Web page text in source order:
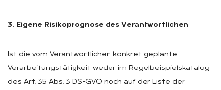
3. Eigene Risikoprognose des Verantwortlichen
Ist die vom Verantwortlichen konkret geplante
Verarbeitungstätigkeit weder im Regelbeispielskatalog
des Art. 35 Abs. 3 DS-GVO noch auf der Liste der